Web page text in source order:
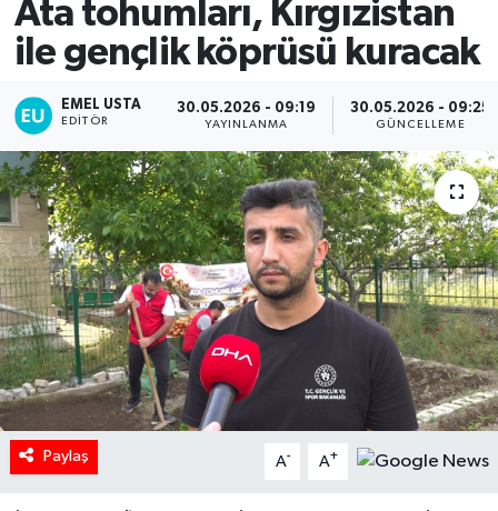
Ata tohumları, Kırgızistan
ile gençlik köprüsü kuracak
EMEL USTA
EDITÖR
30.05.2026 - 09:19
YAYINLANMA
30.05.2026 - 09:25
GÜNCELLEME
Paylaş A- A+